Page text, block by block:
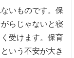
いものです。保
らじゃないと寝
受けます。保育
いう不安が大き